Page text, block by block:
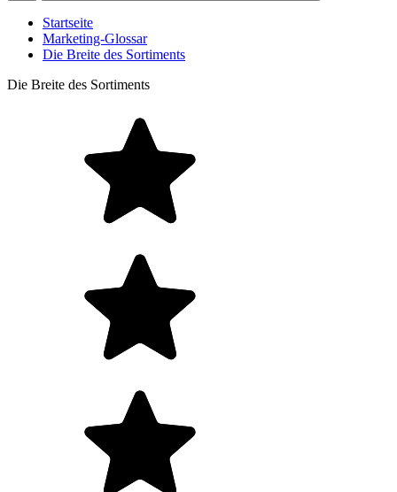
Startseite
Marketing-Glossar
Die Breite des Sortiments
Die Breite des Sortiments